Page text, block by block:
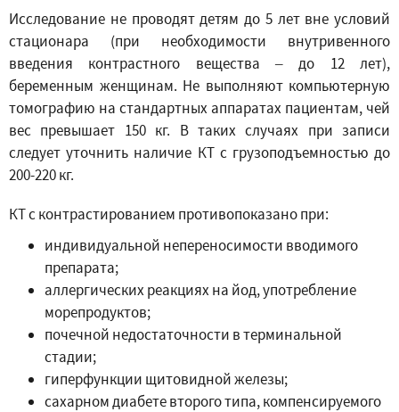
Исследование не проводят детям до 5 лет вне условий
стационара (при необходимости внутривенного
введения контрастного вещества – до 12 лет),
беременным женщинам. Не выполняют компьютерную
томографию на стандартных аппаратах пациентам, чей
вес превышает 150 кг. В таких случаях при записи
следует уточнить наличие КТ с грузоподъемностью до
200-220 кг.
КТ с контрастированием противопоказано при:
индивидуальной непереносимости вводимого
препарата;
аллергических реакциях на йод, употребление
морепродуктов;
почечной недостаточности в терминальной
стадии;
гиперфункции щитовидной железы;
сахарном диабете второго типа, компенсируемого